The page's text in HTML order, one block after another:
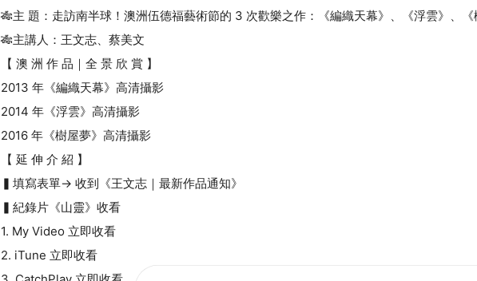
🎋主 題：走訪南半球！澳洲伍德福藝術節的 3 次歡樂之作：《編織天幕》、《浮雲》、《
🎋主講人：王文志、蔡美文
【 澳 洲 作 品｜全 景 欣 賞 】
2013 年《編織天幕》高清攝影
2014 年《浮雲》高清攝影
2016 年《樹屋夢》高清攝影
【 延 伸 介 紹 】
▍填寫表單→ 收到《王文志｜最新作品通知》
▍紀錄片《山靈》收看
1. My Video 立即收看
2. iTune 立即收看